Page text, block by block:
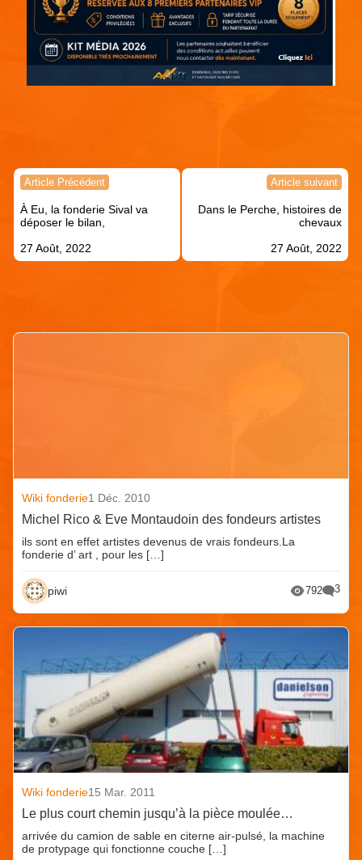
Navigation
l’article
Article Précédent
À Eu, la fonderie Sival va
déposer le bilan,
27 Août, 2022
Article suivant
Dans le Perche, histoires de
chevaux
27 Août, 2022
Wiki fonderie1 Déc. 2010
Michel Rico & Eve Montaudoin des fondeurs artistes
ils sont en effet artistes devenus de vrais fondeurs.La
fonderie d’ art , pour les […]
piwi 792 3
Wiki fonderie15 Mar. 2011
Le plus court chemin jusqu’à la pièce moulée…
arrivée du camion de sable en citerne air-pulsé, la machine
de protypage qui fonctionne couche […]